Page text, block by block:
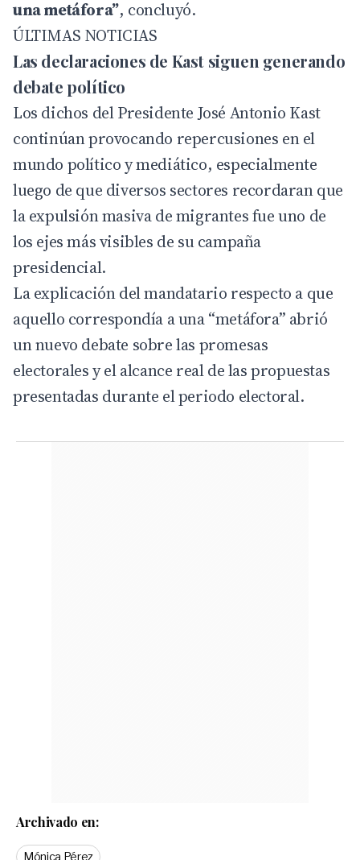
una metáfora”, concluyó.
ÚLTIMAS NOTICIAS
Las declaraciones de Kast siguen generando
debate político
Los dichos del Presidente José Antonio Kast
continúan provocando repercusiones en el
mundo político y mediático, especialmente
luego de que diversos sectores recordaran que
la expulsión masiva de migrantes fue uno de
los ejes más visibles de su campaña
presidencial.
La explicación del mandatario respecto a que
aquello correspondía a una “metáfora” abrió
un nuevo debate sobre las promesas
electorales y el alcance real de las propuestas
presentadas durante el periodo electoral.
Archivado en:
Mónica Pérez